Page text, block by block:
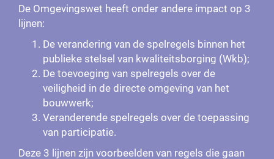
De Omgevingswet heeft onder andere impact op 3
lijnen:
De verandering van de spelregels binnen het
publieke stelsel van kwaliteitsborging (Wkb);
De toevoeging van spelregels over de
veiligheid in de directe omgeving van het
bouwwerk;
Veranderende spelregels over de toepassing
van participatie.
Deze 3 lijnen zijn voorbeelden van regels die gaan